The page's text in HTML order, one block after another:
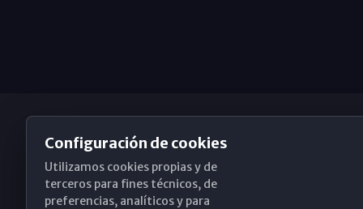
Obispado de Málaga
Configuración de cookies
Utilizamos cookies propias y de
terceros para fines técnicos, de
preferencias, analíticos y para